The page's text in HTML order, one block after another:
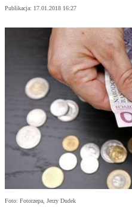
Publikacja: 17.01.2018 16:27
Foto: Fotorzepa, Jerzy Dudek